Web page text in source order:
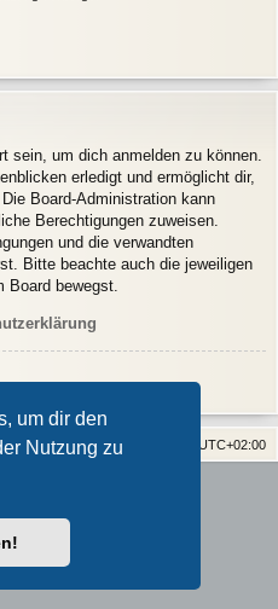
um dir den
Nutzung zu
sein, um dich anmelden zu können.
erledigt und ermöglicht dir,
Board-Administration kann
Berechtigungen zuweisen.
und die verwandten
Bitte beachte auch die jeweiligen
Board bewegst.
Alle Zeiten sind UTC+02:00
löschen
phpBB.de